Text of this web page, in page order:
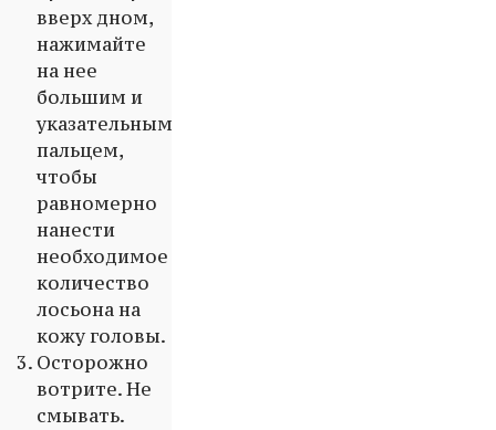
вверх дном,
нажимайте
на нее
большим и
указательным
пальцем,
чтобы
равномерно
нанести
необходимое
количество
лосьона на
кожу головы.
Осторожно
вотрите. Не
смывать.